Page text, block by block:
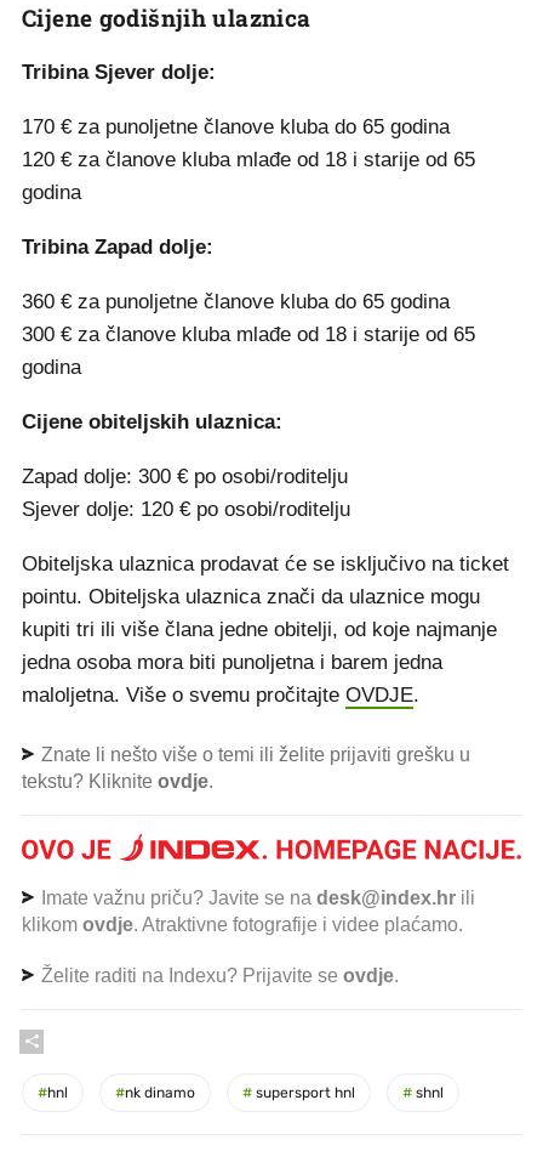
Cijene godišnjih ulaznica
Tribina Sjever dolje:
170 € za punoljetne članove kluba do 65 godina
120 € za članove kluba mlađe od 18 i starije od 65
godina
Tribina Zapad dolje:
360 € za punoljetne članove kluba do 65 godina
300 € za članove kluba mlađe od 18 i starije od 65
godina
Cijene obiteljskih ulaznica:
Zapad dolje: 300 € po osobi/roditelju
Sjever dolje: 120 € po osobi/roditelju
Obiteljska ulaznica prodavat će se isključivo na ticket
pointu. Obiteljska ulaznica znači da ulaznice mogu
kupiti tri ili više člana jedne obitelji, od koje najmanje
jedna osoba mora biti punoljetna i barem jedna
maloljetna. Više o svemu pročitajte OVDJE.
Znate li nešto više o temi ili želite prijaviti grešku u
tekstu? Kliknite ovdje.
Imate važnu priču? Javite se na desk@index.hr ili
klikom ovdje. Atraktivne fotografije i videe plaćamo.
Želite raditi na Indexu? Prijavite se ovdje.
#hnl #nk dinamo # supersport hnl # shnl